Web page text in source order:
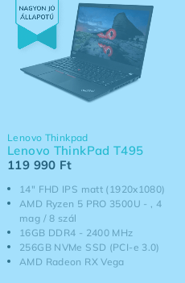
14" FHD IPS matt (1920x1080)
AMD Ryzen 5 PRO 3500U - , 4
mag / 8 szál
16GB DDR4 - 2400 MHz
256GB NVMe SSD (PCI-e 3.0)
AMD Radeon RX Vega
Lenovo Thinkpad
Lenovo ThinkPad T495
119 990 Ft